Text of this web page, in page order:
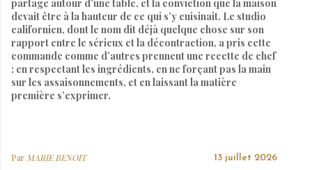
partage autour d’une table, et la conviction que la maison
devait être à la hauteur de ce qui s’y cuisinait. Le studio
californien, dont le nom dit déjà quelque chose sur son
rapport entre le sérieux et la décontraction, a pris cette
commande comme d’autres prennent une recette de chef
: en respectant les ingrédients, en ne forçant pas la main
sur les assaisonnements, et en laissant la matière
première s’exprimer.
Par MARIE BENOIT 13 juillet 2026